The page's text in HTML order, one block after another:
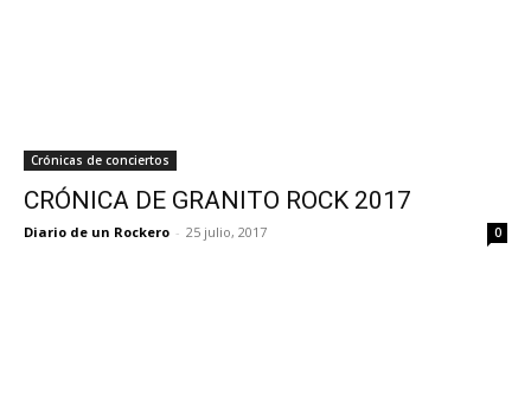
Crónicas de conciertos
CRÓNICA DE GRANITO ROCK 2017
Diario de un Rockero - 25 julio, 2017 0